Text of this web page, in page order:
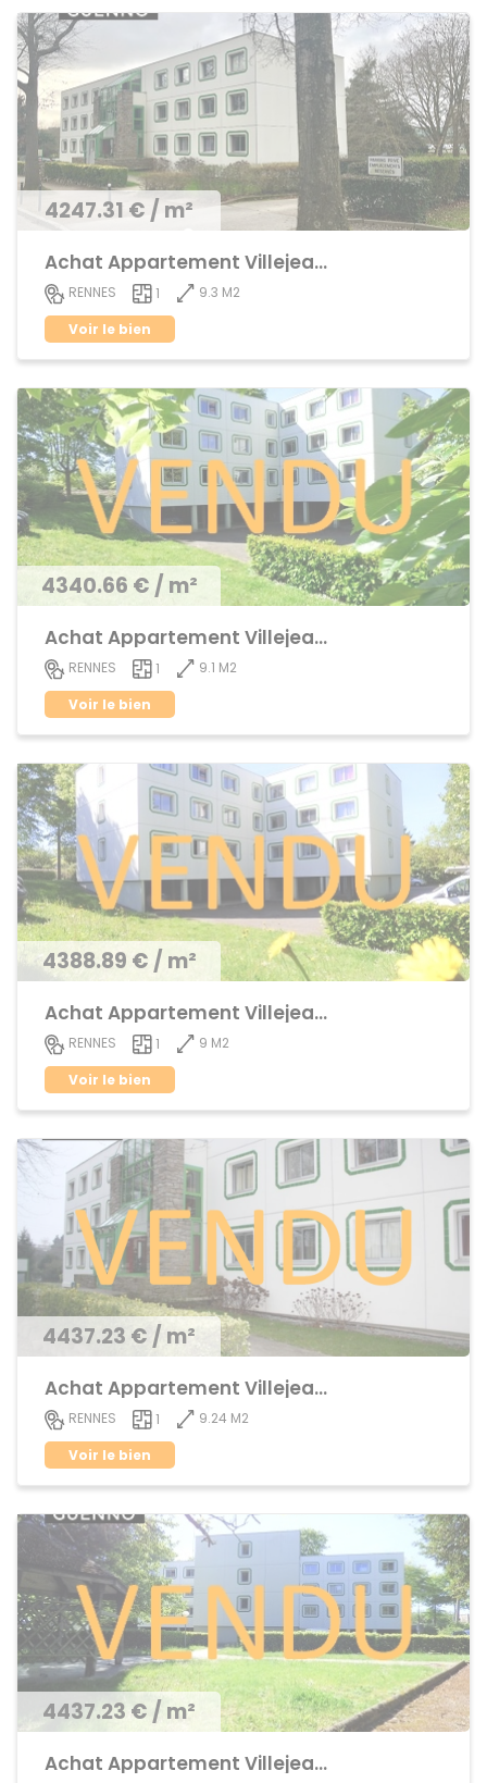
4247.31 € / m²
Achat Appartement Villejean / Kennedy
RENNES 1
9.3 M2
Voir le bien
4340.66 € / m²
Achat Appartement Villejean / Kennedy
RENNES 1
9.1 M2
Voir le bien
4388.89 € / m²
Achat Appartement Villejean / Kennedy
RENNES 1
9 M2
Voir le bien
4437.23 € / m²
Achat Appartement Villejean / Kennedy
RENNES 1
9.24 M2
Voir le bien
4437.23 € / m²
Achat Appartement Villejean / Kennedy